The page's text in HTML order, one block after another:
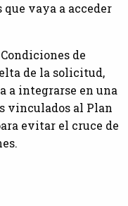
vaya a acceder
de
de la solicitud,
a integrarse en una
vinculados al Plan
evitar el cruce de